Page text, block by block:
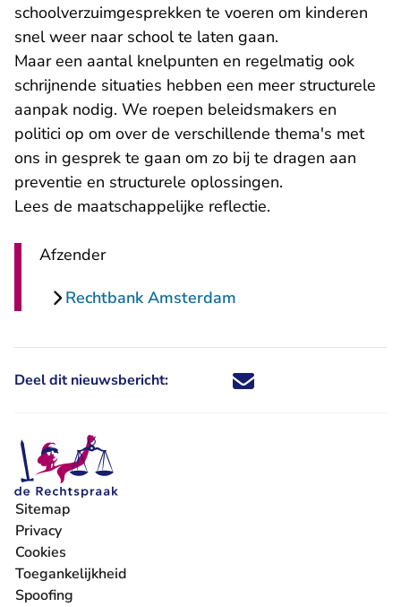
schoolverzuimgesprekken te voeren om kinderen
snel weer naar school te laten gaan.
Maar een aantal knelpunten en regelmatig ook
schrijnende situaties hebben een meer structurele
aanpak nodig. We roepen beleidsmakers en
politici op om over de verschillende thema's met
ons in gesprek te gaan om zo bij te dragen aan
preventie en structurele oplossingen.
Lees de maatschappelijke reflectie.
Afzender
Rechtbank Amsterdam
Deel dit nieuwsbericht: Deel dit nieuwsbericht via X -
Deel dit nieuwsbericht via
Deel dit nieuwsbericht
Deel dit
Sitemap
Privacy
Cookies
Toegankelijkheid
Spoofing